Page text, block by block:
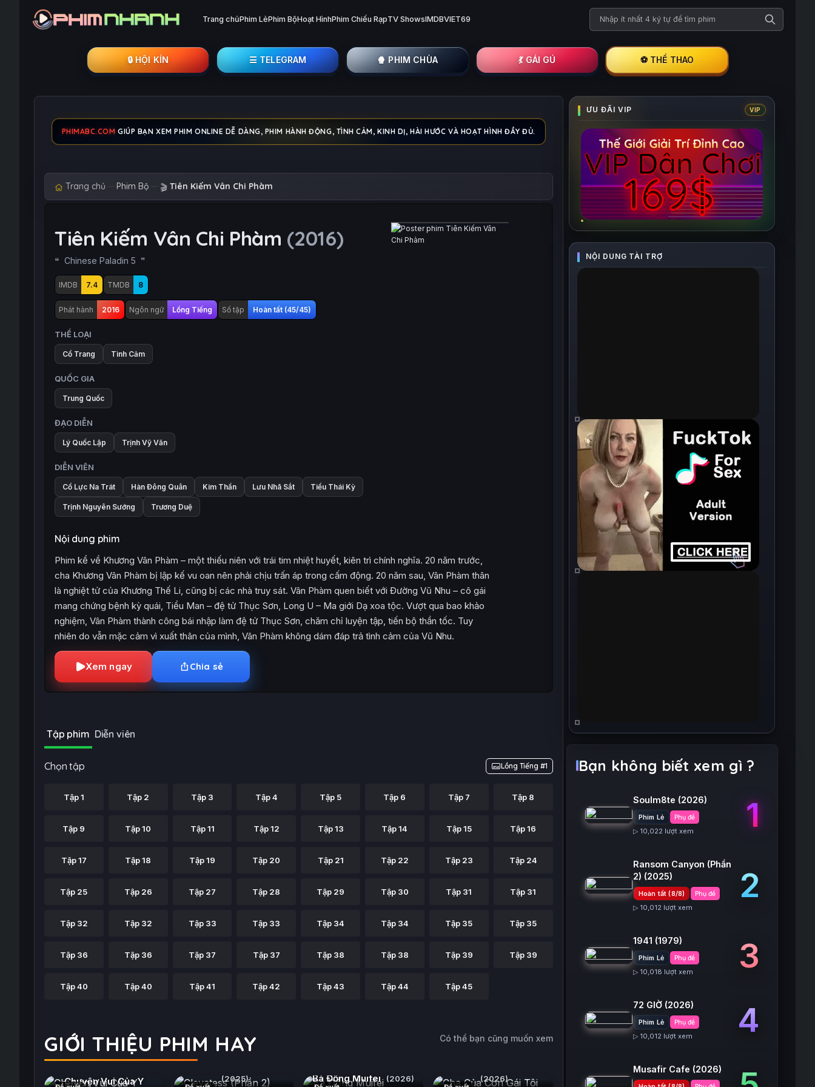
Trang chủPhim LẻPhim BộHoạt HìnhPhim Chiếu RạpTV ShowsIMDBVIET69 Tìm kiếm phim
🔒︎ HỘI KÍN ☰ TELEGRAM 🍿 PHIM CHÙA 💃 GÁI GÚ ⚽ THỂ THAO
PHIMABC.COM GIÚP BẠN XEM PHIM ONLINE DỄ DÀNG, PHIM HÀNH ĐỘNG, TÌNH CẢM, KINH DỊ, HÀI HƯỚC VÀ HOẠT HÌNH ĐẦY ĐỦ.
Trang chủ Phim Bộ 🎬 Tiên Kiếm Vân Chi Phàm
Tiên Kiếm Vân Chi Phàm (2016)
Chinese Paladin 5
IMDB 7.4 TMDB 8
Phát hành 2016 Ngôn ngữ Lồng Tiếng Số tập Hoàn tất (45/45)
THỂ LOẠI
Cổ Trang Tình Cảm
QUỐC GIA
Trung Quốc
ĐẠO DIỄN
Lý Quốc Lập Trịnh Vỹ Văn
DIỄN VIÊN
Cổ Lực Na Trát Hàn Đông Quân Kim Thần Lưu Nhã Sắt Tiểu Thái Kỳ
Trịnh Nguyên Sướng Trương Duệ
Nội dung phim
Phim kể về Khương Vân Phàm – một thiếu niên với trái tim nhiệt huyết, kiên trì chính nghĩa. 20 năm trước,
cha Khương Vân Phàm bị lập kế vu oan nên phải chịu trấn áp trong cấm động. 20 năm sau, Vân Phàm thân
là nghiệt tử của Khương Thế Li, cũng bị các nhà truy sát. Vân Phàm quen biết với Đường Vũ Nhu – cô gái
mang chứng bệnh kỳ quái, Tiểu Man – đệ tử Thục Sơn, Long U – Ma giới Dạ xoa tộc. Vượt qua bao khảo
nghiệm, Vân Phàm thành công bái nhập làm đệ tử Thục Sơn, chăm chỉ luyện tập, tiến bộ thần tốc. Tuy
nhiên do vẫn mặc cảm vì xuất thân của mình, Vân Phàm không dám đáp trả tình cảm của Vũ Nhu.
Xem ngay Chia sẻ
Tập phim Diễn viên
Chọn tập Lồng Tiếng #1
Tập 1 Tập 2 Tập 3 Tập 4 Tập 5 Tập 6 Tập 7 Tập 8
Tập 9 Tập 10 Tập 11 Tập 12 Tập 13 Tập 14 Tập 15 Tập 16
Tập 17 Tập 18 Tập 19 Tập 20 Tập 21 Tập 22 Tập 23 Tập 24
Tập 25 Tập 26 Tập 27 Tập 28 Tập 29 Tập 30 Tập 31 Tập 31
Tập 32 Tập 32 Tập 33 Tập 33 Tập 34 Tập 34 Tập 35 Tập 35
Tập 36 Tập 36 Tập 37 Tập 37 Tập 38 Tập 38 Tập 39 Tập 39
Tập 40 Tập 40 Tập 41 Tập 42 Tập 43 Tập 44 Tập 45
GIỚI THIỆU PHIM HAY Có thể bạn cũng muốn xem
Chuyện Vui Của Y
(2025) Bà Đồng Muifei (2026) (2026)
Bạn không biết xem gì ?
Soulm8te (2026)
Phim Lẻ Phụ đề
▷ 10,022 lượt xem 1
Ransom Canyon (Phần
2) (2025)
Hoàn tất (8/8) Phụ đề
▷ 10,012 lượt xem
2
1941 (1979)
Phim Lẻ Phụ đề
▷ 10,018 lượt xem 3
72 GIỜ (2026)
Phim Lẻ Phụ đề
▷ 10,012 lượt xem 4
Musafir Cafe (2026)